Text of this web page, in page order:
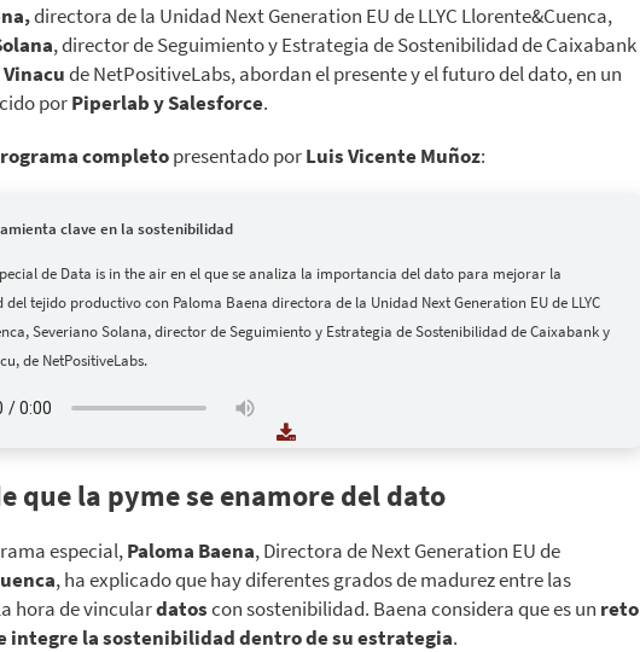
directora de la Unidad Next Generation EU de LLYC Llorente&Cuenca,
, director de Seguimiento y Estrategia de Sostenibilidad de Caixabank
de NetPositiveLabs, abordan el presente y el futuro del dato, en un
porPiperlab y Salesforce.
completopresentado porLuis Vicente Muñoz:
clave en la sostenibilidad
de Data is in the air en el que se analiza la importancia del dato para mejorar la
del tejido productivo con Paloma Baena directora de la Unidad Next Generation EU de LLYC
Severiano Solana, director de Seguimiento y Estrategia de Sostenibilidad de Caixabank y
de NetPositiveLabs.
que la pyme se enamore del dato
especial,Paloma Baena, Directora de Next Generation EU de
, ha explicado que hay diferentes grados de madurez entre las
hora de vinculardatoscon sostenibilidad. Baena considera que es un reto
integre la sostenibilidad dentro de su estrategia.